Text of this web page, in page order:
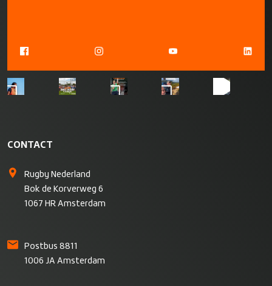
CONTACT
Rugby Nederland
Bok de Korverweg 6
1067 HR Amsterdam
Postbus 8811
1006 JA Amsterdam